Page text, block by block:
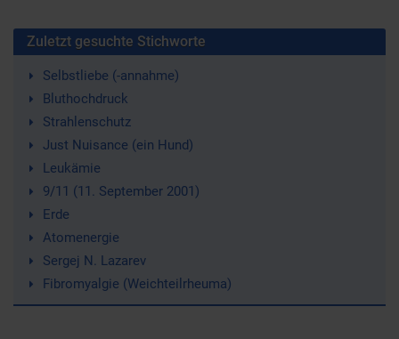
Zuletzt gesuchte Stichworte
Selbstliebe (-annahme)
Bluthochdruck
Strahlenschutz
Just Nuisance (ein Hund)
Leukämie
9/11 (11. September 2001)
Erde
Atomenergie
Sergej N. Lazarev
Fibromyalgie (Weichteilrheuma)